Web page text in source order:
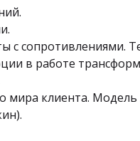
с сопротивлениями.
в работе
клиента.